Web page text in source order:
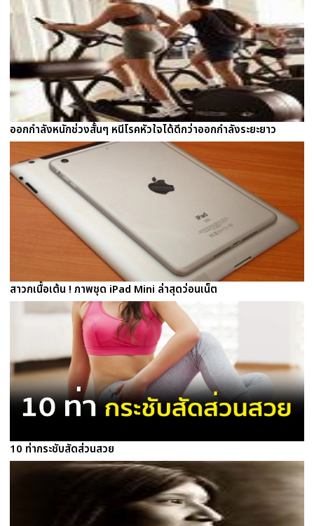
ออกกำลังหนักช่วงสั้นๆ หนีโรคหัวใจได้ดีกว่าออกกำลังระยะยาว
สาวกเนื้อเต้น ! ภาพชุด iPad Mini ล่าสุดว่อนเน็ต
10 ท่ากระชับสัดส่วนสวย